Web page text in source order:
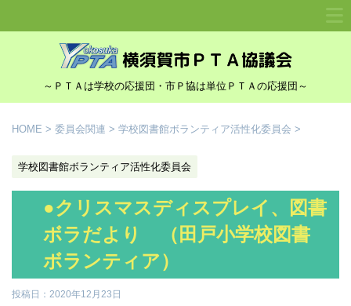
～ＰＴＡは学校の応援団・市Ｐ協は単位ＰＴＡの応援団～
HOME > 委員会関連 > 学校図書館ボランティア活性化委員会 >
学校図書館ボランティア活性化委員会
●クリスマスディスプレイ、図書
ボラだより （田戸小学校図書
ボランティア）
投稿日： 2020年12月23日